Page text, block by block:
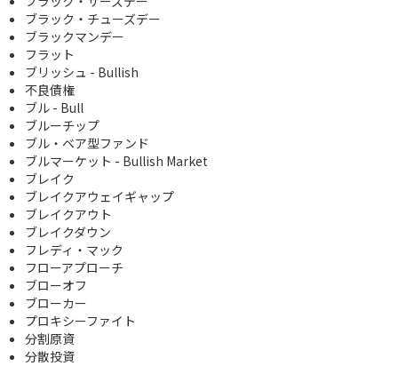
ブラック・チューズデー
ブラックマンデー
フラット
ブリッシュ - Bullish
不良債権
ブル - Bull
ブルーチップ
ブル・ベア型ファンド
ブルマーケット - Bullish Market
ブレイク
ブレイクアウェイギャップ
ブレイクアウト
ブレイクダウン
フレディ・マック
フローアプローチ
ブローオフ
ブローカー
プロキシーファイト
分割原資
分散投資